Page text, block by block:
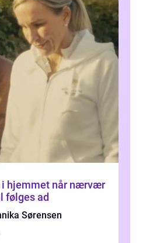
når nærvær
følges ad
Sørensen